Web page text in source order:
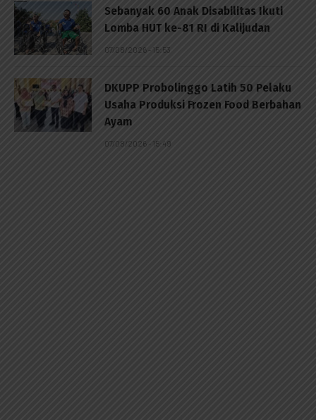
Sebanyak 60 Anak Disabilitas Ikuti
Lomba HUT ke-81 RI di Kalijudan
07/08/2026 - 15:53
DKUPP Probolinggo Latih 50 Pelaku
Usaha Produksi Frozen Food Berbahan
Ayam
07/08/2026 - 15:49